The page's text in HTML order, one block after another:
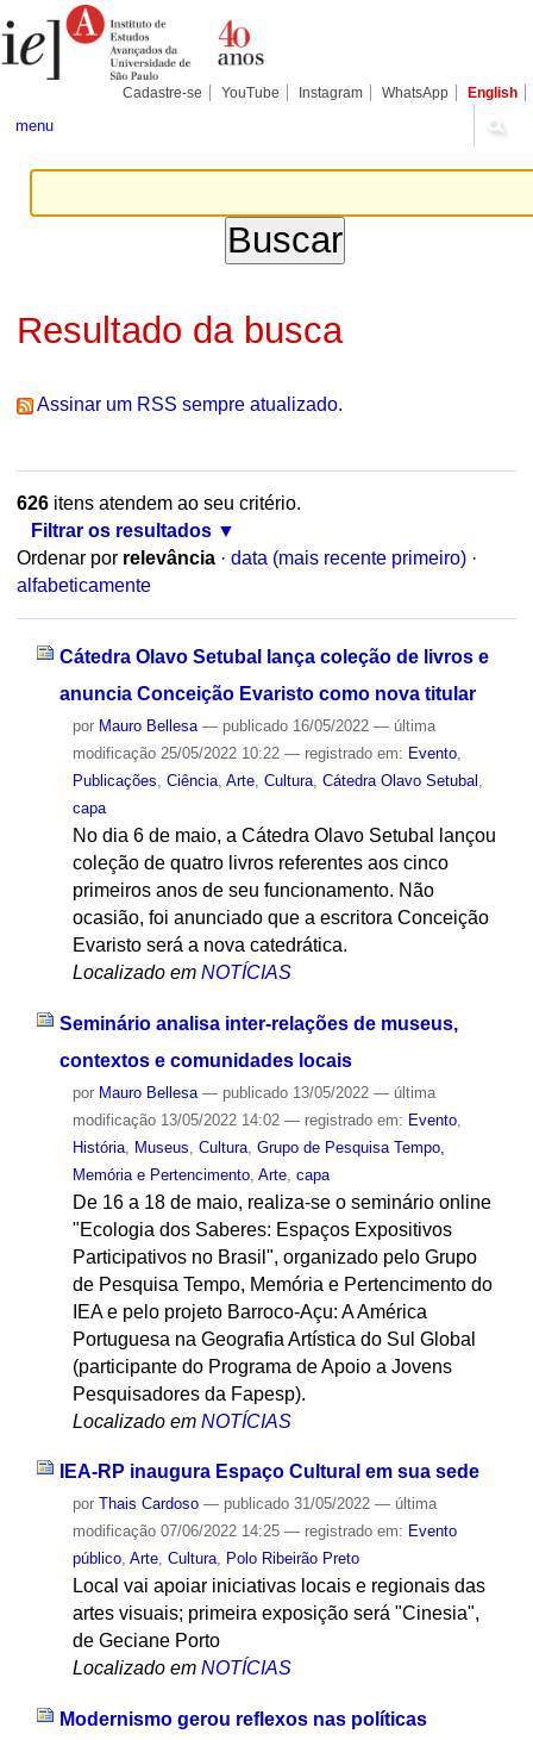
para
conteúdo.
Pessoais
Cadastre-se YouTube Instagram WhatsApp English
menu
Resultado da busca
Assinar um RSS sempre atualizado.
626itens atendem ao seu critério.
Filtrar os resultados
Ordenar por relevância · data (mais recente primeiro) ·
alfabeticamente
Cátedra Olavo Setubal lança coleção de livros e
anuncia Conceição Evaristo como nova titular
por Mauro Bellesa — publicado16/05/2022 — última
modificação25/05/2022 10:22 — registrado em: Evento,
Publicações Ciência, Arte, Cultura, Cátedra Olavo Setubal
capa
No dia 6 de maio, a Cátedra Olavo Setubal lançou
coleção de quatro livros referentes aos cinco
primeiros anos de seu funcionamento. Não
ocasião, foi anunciado que a escritora Conceição
Evaristo será a nova catedrática.
Localizado em NOTÍCIAS
Seminário analisa inter-relações de museus,
contextos e comunidades locais
por Mauro Bellesa — publicado13/05/2022 — última
modificação13/05/2022 14:02 — registrado em: Evento,
História, Museus Cultura, Grupo de Pesquisa Tempo,
Memória e Pertencimento, Arte, capa
De 16 a 18 de maio, realiza-se o seminário online
"Ecologia dos Saberes: Espaços Expositivos
Participativos no Brasil", organizado pelo Grupo
de Pesquisa Tempo, Memória e Pertencimento do
IEA e pelo projeto Barroco-Açu: A América
Portuguesa na Geografia Artística do Sul Global
(participante do Programa de Apoio a Jovens
Pesquisadores da Fapesp).
Localizado em NOTÍCIAS
IEA-RP inaugura Espaço Cultural em sua sede
por Thais Cardoso — publicado31/05/2022 — última
modificação07/06/2022 14:25 — registrado em: Evento
público, Arte, Cultura, Polo Ribeirão Preto
Local vai apoiar iniciativas locais e regionais das
artes visuais; primeira exposição será "Cinesia",
de Geciane Porto
Localizado em NOTÍCIAS
Modernismo gerou reflexos nas políticas